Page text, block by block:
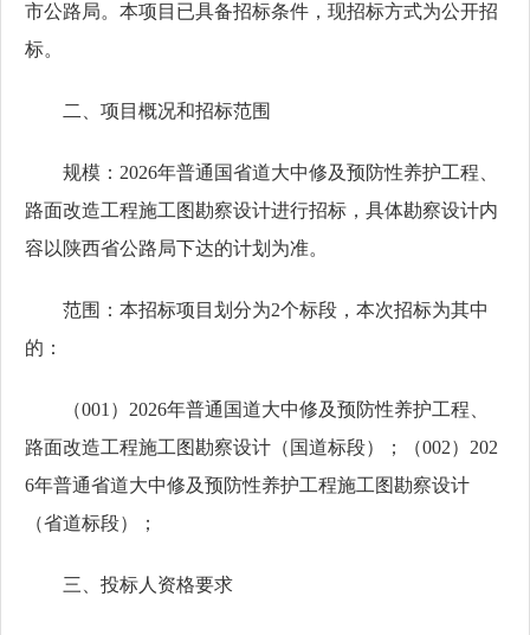
市公路局。本项目已具备招标条件，现招标方式为公开招
标。
二、项目概况和招标范围
规模：2026年普通国省道大中修及预防性养护工程、
路面改造工程施工图勘察设计进行招标，具体勘察设计内
容以陕西省公路局下达的计划为准。
范围：本招标项目划分为2个标段，本次招标为其中
的：
（001）2026年普通国道大中修及预防性养护工程、
路面改造工程施工图勘察设计（国道标段）；（002）202
6年普通省道大中修及预防性养护工程施工图勘察设计
（省道标段）；
三、投标人资格要求